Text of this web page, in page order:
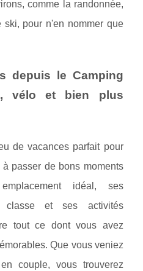
comme la randonnée,
ski, pour n'en nommer que
depuis le Camping
vélo et bien plus
de vacances parfait pour
passer de bons moments
idéal, ses
classe et ses activités
tout ce dont vous avez
Que vous veniez
couple, vous trouverez